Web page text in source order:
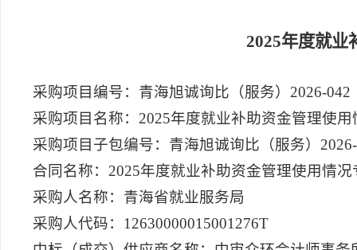
2025年度就
采购项目编号：青海旭诚询比（服务）2026-042
采购项目名称：2025年度就业补助资金管理使
采购项目子包编号：青海旭诚询比（服务）
合同名称：2025年度就业补助资金管理使用情
采购人名称：青海省就业服务局
采购人代码：12630000015001276T